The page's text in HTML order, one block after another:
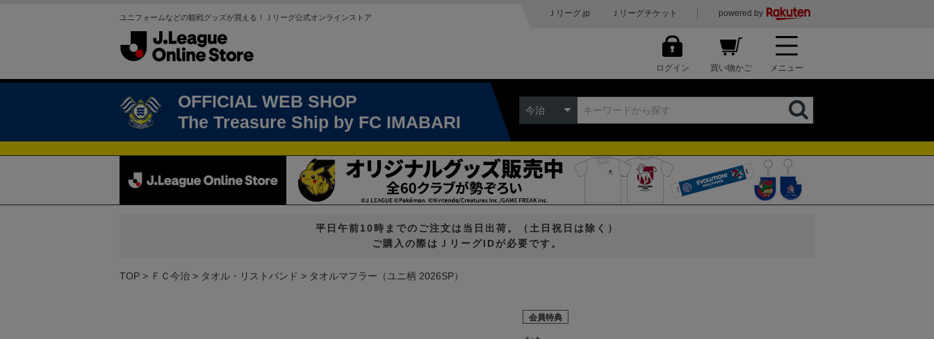
ユニフォームなどの観戦グッズが買える！Ｊリーグ公式オンラインストア Ｊリーグ.jp Ｊリーグチケット powered by
ログイン 買い物かご メニュー
OFFICIAL WEB SHOP
The Treasure Ship by FC IMABARI
今治
平日午前10時までのご注文は当日出荷。（土日祝日は除く）
ご購入の際はＪリーグIDが必要です。
TOP ＦＣ今治 タオル・リストバンド タオルマフラー（ユニ柄 2026SP）
会員特典